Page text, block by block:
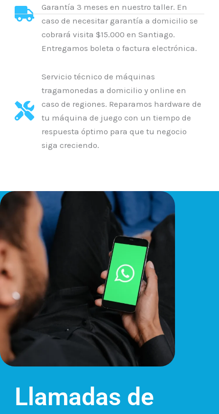
Garantía 3 meses en nuestro taller. En
caso de necesitar garantía a domicilio se
cobrará visita $15.000 en Santiago.
Entregamos boleta o factura electrónica.
Servicio técnico de máquinas
tragamonedas a domicilio y online en
caso de regiones. Reparamos hardware de
tu máquina de juego con un tiempo de
respuesta óptimo para que tu negocio
siga creciendo.
Llamadas de